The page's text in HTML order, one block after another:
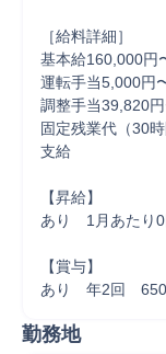
［給料詳細］
基本給160,000円
運転手当5,000円
調整手当39,820
固定残業代（30
支給
【昇給】
あり　1月あたり
【賞与】
あり　年2回　
勤務地